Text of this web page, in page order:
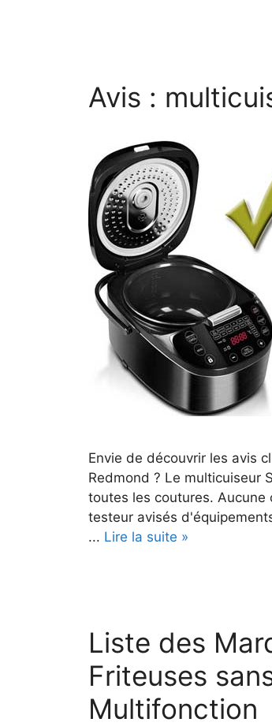
Avis :
Envie de découvrir les avis
Redmond ? Le multicuiseur
toutes les coutures.
testeur avisés
... Lire la suite »
Liste des
Friteuses
Multifonction